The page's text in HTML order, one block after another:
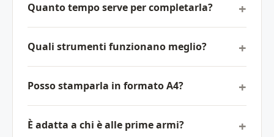
Quanto tempo serve per completarla?
Quali strumenti funzionano meglio?
Posso stamparla in formato A4?
È adatta a chi è alle prime armi?